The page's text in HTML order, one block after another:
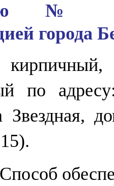
№
города
по
Звездная,